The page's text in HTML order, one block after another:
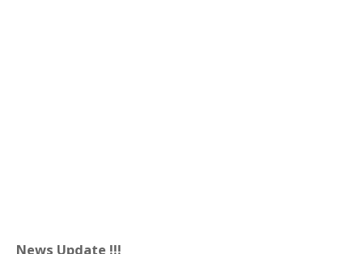
News Update !!!